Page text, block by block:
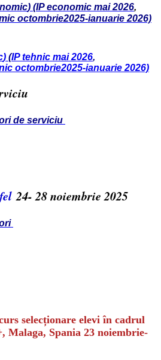
) (IP economic mai 2026,
octombrie2025-ianuarie 2026)
) (IP tehnic mai 2026,
octombrie2025-ianuarie 2026)
de serviciu
24- 28 noiembrie 2025
selecționare elevi în cadrul
Malaga, Spania 23 noiembrie-